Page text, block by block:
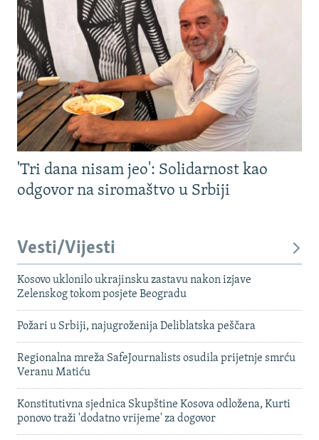
'Tri dana nisam jeo': Solidarnost kao
odgovor na siromaštvo u Srbiji
Vesti/Vijesti
Kosovo uklonilo ukrajinsku zastavu nakon izjave
Zelenskog tokom posjete Beogradu
Požari u Srbiji, najugroženija Deliblatska peščara
Regionalna mreža SafeJournalists osudila prijetnje smrću
Veranu Matiću
Konstitutivna sjednica Skupštine Kosova odložena, Kurti
ponovo traži 'dodatno vrijeme' za dogovor